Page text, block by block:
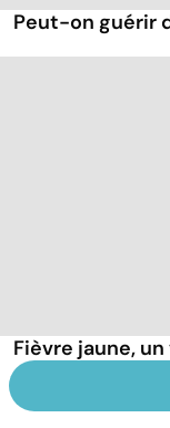
Peut-on guérir
Fièvre jaune,